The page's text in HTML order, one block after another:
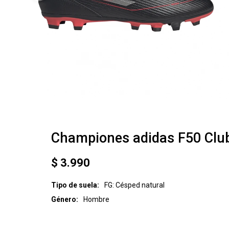
Championes adidas F50
$ 3.990
Tipo de suela
FG: Césped natural
Género
Hombre